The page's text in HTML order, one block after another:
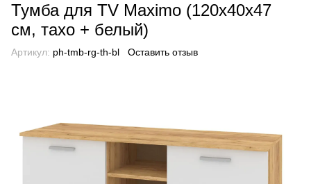
Тумба для TV Maximo (120х40х47
см, тахо + белый)
Артикул: ph-tmb-rg-th-bl Оставить отзыв